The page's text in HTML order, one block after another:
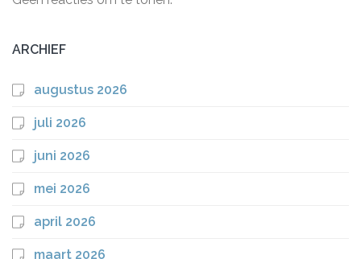
ARCHIEF
augustus 2026
juli 2026
juni 2026
mei 2026
april 2026
maart 2026